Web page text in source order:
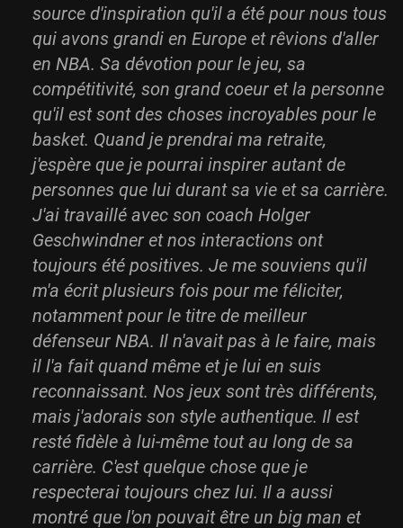
source d'inspiration qu'il a été pour nous tous
qui avons grandi en Europe et rêvions d'aller
en NBA. Sa dévotion pour le jeu, sa
compétitivité, son grand coeur et la personne
qu'il est sont des choses incroyables pour le
basket. Quand je prendrai ma retraite,
j'espère que je pourrai inspirer autant de
personnes que lui durant sa vie et sa carrière.
J'ai travaillé avec son coach Holger
Geschwindner et nos interactions ont
toujours été positives. Je me souviens qu'il
m'a écrit plusieurs fois pour me féliciter,
notamment pour le titre de meilleur
défenseur NBA. Il n'avait pas à le faire, mais
il l'a fait quand même et je lui en suis
reconnaissant. Nos jeux sont très différents,
mais j'adorais son style authentique. Il est
resté fidèle à lui-même tout au long de sa
carrière. C'est quelque chose que je
respecterai toujours chez lui. Il a aussi
montré que l'on pouvait être un big man et